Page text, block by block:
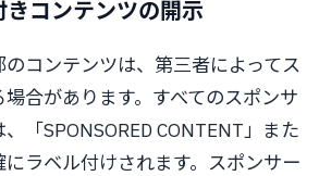
コンテンツの開示
コンテンツは、第三者によってス
合があります。すべてのスポンサ
「SPONSORED CONTENT」また
ラベル付けされます。スポンサー